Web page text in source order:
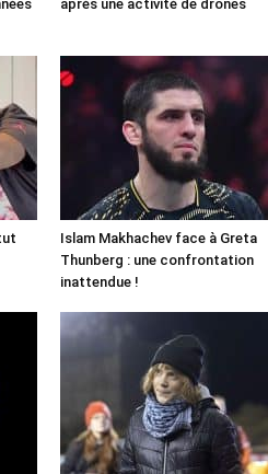
après une activité de drones
Islam Makhachev face à Greta
Thunberg : une confrontation
inattendue !